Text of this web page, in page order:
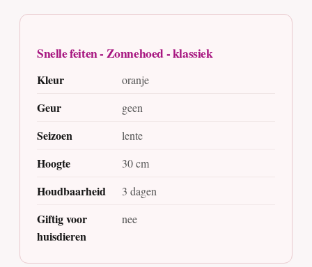
Snelle feiten - Zonnehoed - klassiek
Kleur oranje
Geur geen
Seizoen lente
Hoogte 30 cm
Houdbaarheid 3 dagen
Giftig voor
huisdieren
nee